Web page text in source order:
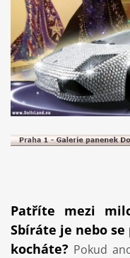
Patříte mezi
Sbíráte je nebo
kocháte? Pokud